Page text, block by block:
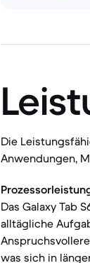
Die
Anwendungen,
Das Galaxy Tab
alltägliche
was sich in